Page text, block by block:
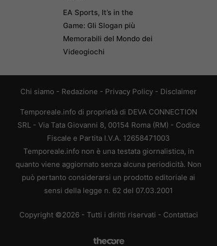
EA Sports, It’s in the
Game: Gli Slogan più
Memorabili del Mondo dei
Videogiochi
Chi siamo - Redazione - Privacy Policy - Disclaimer
Temporeale.info di proprietà di DEVA CONNECTION
SRL - Via Tata Giovanni 8, 00154 Roma (RM) - Codice
Fiscale e Partita I.V.A. 12658471003
Temporeale.info non è una testata giornalistica, in
quanto viene aggiornato senza alcuna periodicità. Non
può pertanto considerarsi un prodotto editoriale ai
sensi della legge n. 62 del 07.03.2001
Copyright ©2026 - Tutti i diritti riservati - Contattaci